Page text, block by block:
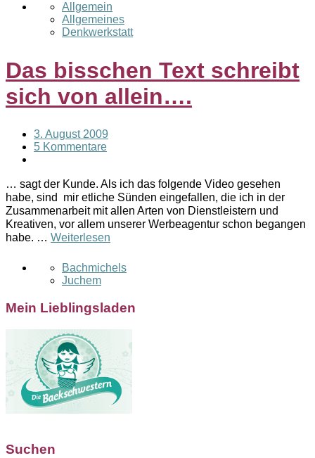
Allgemein
Allgemeines
Denkwerkstatt
Das bisschen Text schreibt
sich von allein….
3. August 2009
5 Kommentare
… sagt der Kunde. Als ich das folgende Video gesehen
habe, sind mir etliche Sünden eingefallen, die ich in der
Zusammenarbeit mit allen Arten von Dienstleistern und
Kreativen, vor allem unserer Werbeagentur schon begangen
habe. … Weiterlesen
Bachmichels
Juchem
Mein Lieblingsladen
Suchen